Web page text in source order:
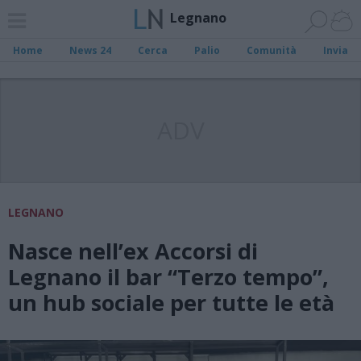
Legnano
Home News 24 Cerca Palio Comunità Invia
LEGNANO
Nasce nell’ex Accorsi di
Legnano il bar “Terzo tempo”,
un hub sociale per tutte le età